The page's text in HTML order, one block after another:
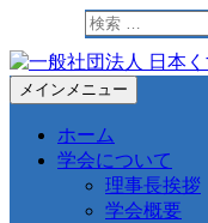
検
索:
メインメニュー コ
ン
ツ
へ
ホーム
学会について
理事長挨拶
学会概要